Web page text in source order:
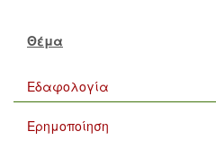
Θέμα
Εδαφολογία
Ερημοποίηση